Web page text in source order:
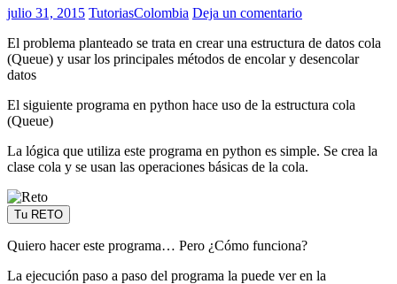
julio 31, 2015 TutoriasColombia Deja un comentario
El problema planteado se trata en crear una estructura de datos cola
(Queue) y usar los principales métodos de encolar y desencolar
datos
El siguiente programa en python hace uso de la estructura cola
(Queue)
La lógica que utiliza este programa en python es simple. Se crea la
clase cola y se usan las operaciones básicas de la cola.
Tu RETO
Quiero hacer este programa… Pero ¿Cómo funciona?
La ejecución paso a paso del programa la puede ver en la